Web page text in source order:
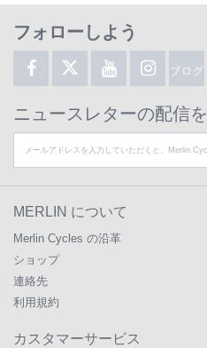
フォローしよう
ブログ
ニュースレターの配信を
MERLIN について
Merlin Cycles の沿革
ショップ
連絡先
利用規約
カスタマーサービス